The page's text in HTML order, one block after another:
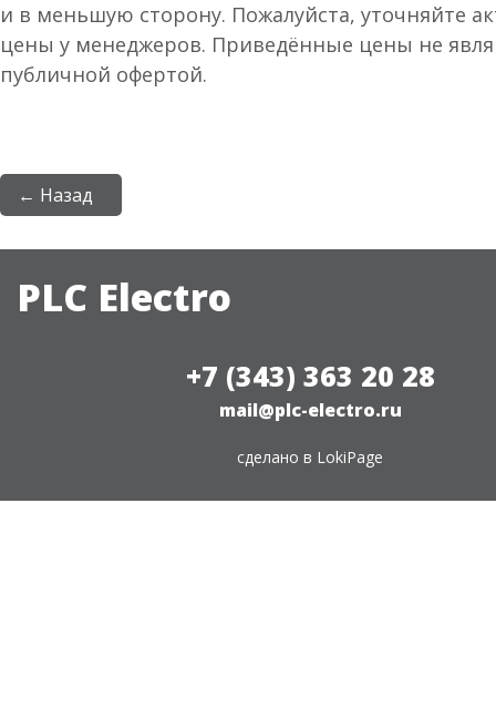
и в меньшую сторону. Пожалуйста, уточняйте
цены у менеджеров. Приведённые цены не
публичной офертой.
← Назад
PLC Electro
+7 (343) 363 20 28
mail@plc-electro.ru
сделано в LokiPage